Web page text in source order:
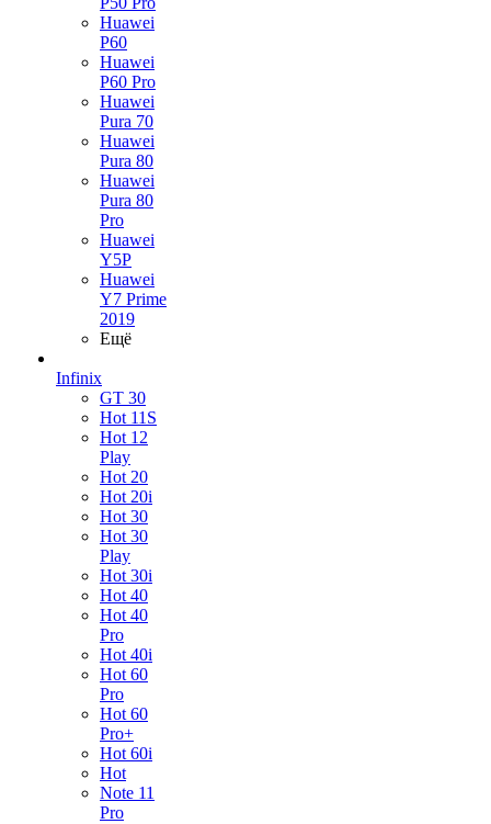
Huawei
P60
Huawei
P60 Pro
Huawei
Pura 70
Huawei
Pura 80
Huawei
Pura 80
Pro
Huawei
Y5P
Huawei
Y7 Prime
2019
Ещё
Infinix
GT 30
Hot 11S
Hot 12
Play
Hot 20
Hot 20i
Hot 30
Hot 30
Play
Hot 30i
Hot 40
Hot 40
Pro
Hot 40i
Hot 60
Pro
Hot 60
Pro+
Hot 60i
Hot
Note 11
Pro